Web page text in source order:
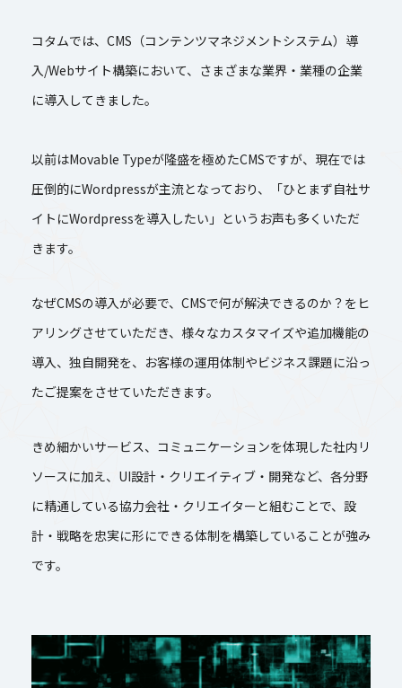
サービス
企業理念
コタムでは、CMS（コンテンツマネジメントシステム）導
入/Webサイト構築において、さまざまな業界・業種の企業
に導入してきました。
以前はMovable Typeが隆盛を極めたCMSですが、現在では
圧倒的にWordpressが主流となっており、「ひとまず自社サ
イトにWordpressを導入したい」というお声も多くいただ
きます。
なぜCMSの導入が必要で、CMSで何が解決できるのか？をヒ
アリングさせていただき、様々なカスタマイズや追加機能の
導入、独自開発を、お客様の運用体制やビジネス課題に沿っ
たご提案をさせていただきます。
きめ細かいサービス、コミュニケーションを体現した社内リ
ソースに加え、UI設計・クリエイティブ・開発など、各分野
に精通している協力会社・クリエイターと組むことで、設
計・戦略を忠実に形にできる体制を構築していることが強み
です。